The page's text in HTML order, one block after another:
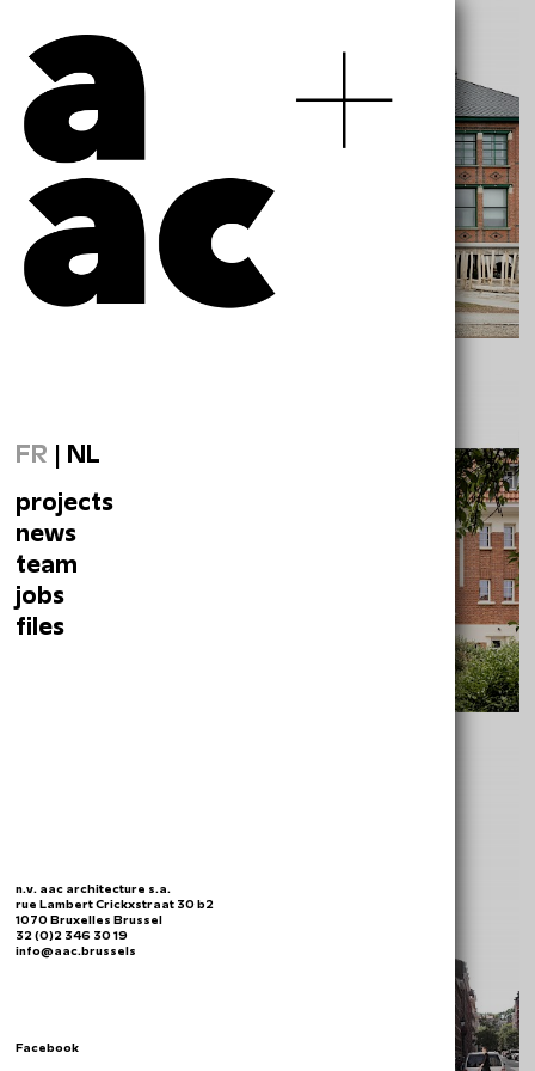
FR | NL
projects
news
team
jobs
files
n.v. aac architecture s.a.
rue Lambert Crickxstraat 30 b2
1070 Bruxelles Brussel
32 (0)2 346 30 19
info@aac.brussels
Facebook